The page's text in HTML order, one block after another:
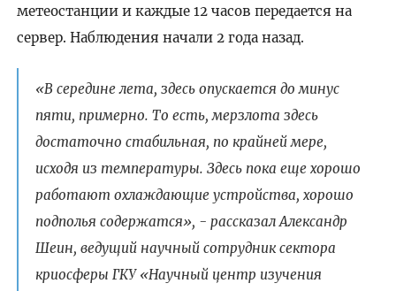
метеостанции и каждые 12 часов передается на
сервер. Наблюдения начали 2 года назад.
«В середине лета, здесь опускается до минус
пяти, примерно. То есть, мерзлота здесь
достаточно стабильная, по крайней мере,
исходя из температуры. Здесь пока еще хорошо
работают охлаждающие устройства, хорошо
подполья содержатся», - рассказал Александр
Шеин, ведущий научный сотрудник сектора
криосферы ГКУ «Научный центр изучения